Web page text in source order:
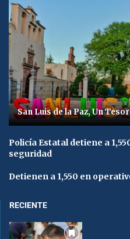
San Luis de la Paz, Un
Policía Estatal detiene a
seguridad
Detienen a 1,550 en
RECIENTE